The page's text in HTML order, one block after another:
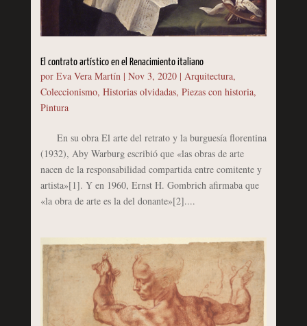
El contrato artístico en el Renacimiento italiano
por Eva Vera Martín| Nov 3, 2020| Arquitectura,
Coleccionismo, Historias olvidadas, Piezas con historia,
Pintura
En su obra El arte del retrato y la burguesía florentina
(1932), Aby Warburg escribió que «las obras de arte
nacen de la responsabilidad compartida entre comitente y
artista»[1]. Y en 1960, Ernst H. Gombrich afirmaba que
«la obra de arte es la del donante»[2]....